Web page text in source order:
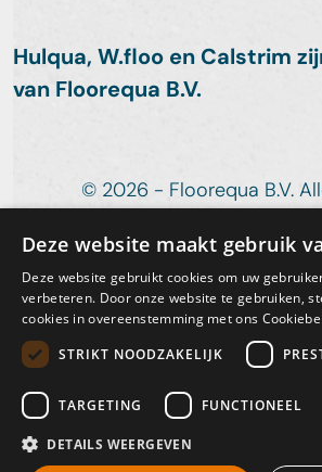
Hulqua, W.floo en Calstrim
van Floorequa B.V.
© 2026 - Floorequa B.V.
Privacybeleid
Design
Realisatie
Deze website maakt gebruik
Deze website gebruikt cookies om uw
verbeteren. Door onze website te gebruiken,
cookies in overeenstemming met ons
STRIKT NOODZAKELIJK
TARGETING FUNCTIONEEL
DETAILS WEERGEVEN